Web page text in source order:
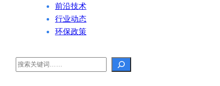
前沿技术
行业动态
环保政策
Search